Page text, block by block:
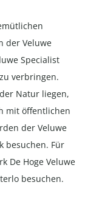
der Veluwe
Specialist
verbringen.
Natur liegen,
mit öffentlichen
der Veluwe
besuchen. Für
De Hoge Veluwe
besuchen.